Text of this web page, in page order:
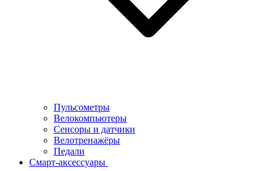
Пульсометры
Велокомпьютеры
Сенсоры и датчики
Велотренажёры
Педали
Смарт-аксессуары